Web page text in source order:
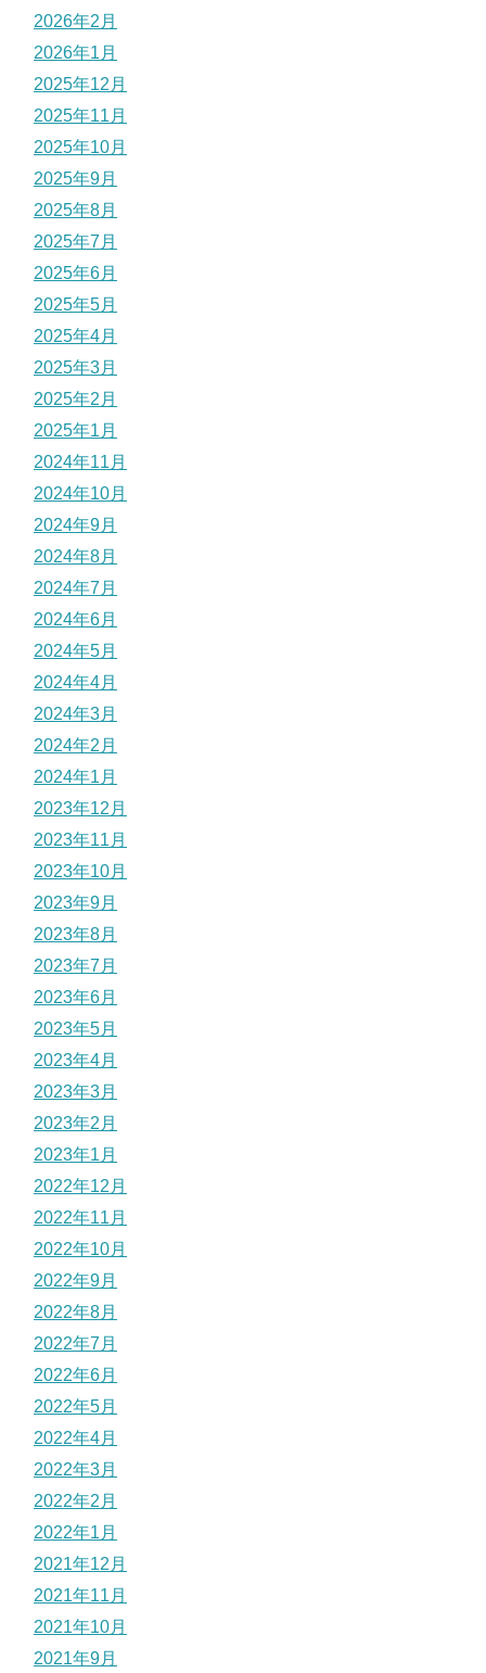
2026年2月
2026年1月
2025年12月
2025年11月
2025年10月
2025年9月
2025年8月
2025年7月
2025年6月
2025年5月
2025年4月
2025年3月
2025年2月
2025年1月
2024年11月
2024年10月
2024年9月
2024年8月
2024年7月
2024年6月
2024年5月
2024年4月
2024年3月
2024年2月
2024年1月
2023年12月
2023年11月
2023年10月
2023年9月
2023年8月
2023年7月
2023年6月
2023年5月
2023年4月
2023年3月
2023年2月
2023年1月
2022年12月
2022年11月
2022年10月
2022年9月
2022年8月
2022年7月
2022年6月
2022年5月
2022年4月
2022年3月
2022年2月
2022年1月
2021年12月
2021年11月
2021年10月
2021年9月